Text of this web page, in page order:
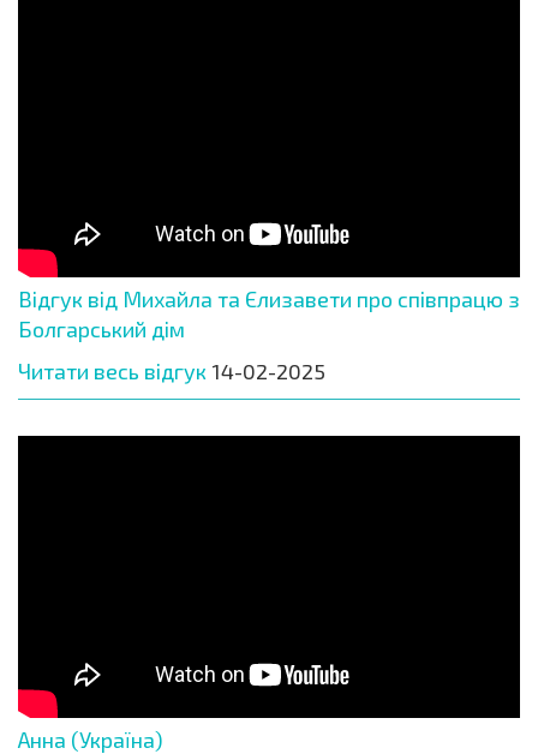
Відгук від Михайла та Єлизавети про співпрацю з
Болгарський дім
Читати весь відгук 14-02-2025
Анна (Україна)